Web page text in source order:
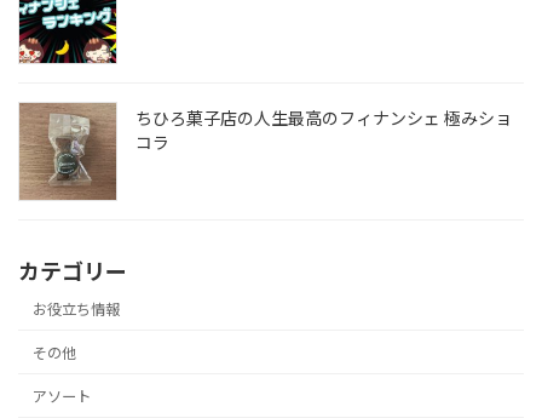
ちひろ菓子店の人生最高のフィナンシェ 極みショ
コラ
カテゴリー
お役立ち情報
その他
アソート